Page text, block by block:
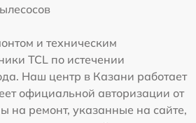
и техническим
TCL по истечении
Наш центр в Казани работает
официальной авторизации от
на ремонт, указанные на сайте,